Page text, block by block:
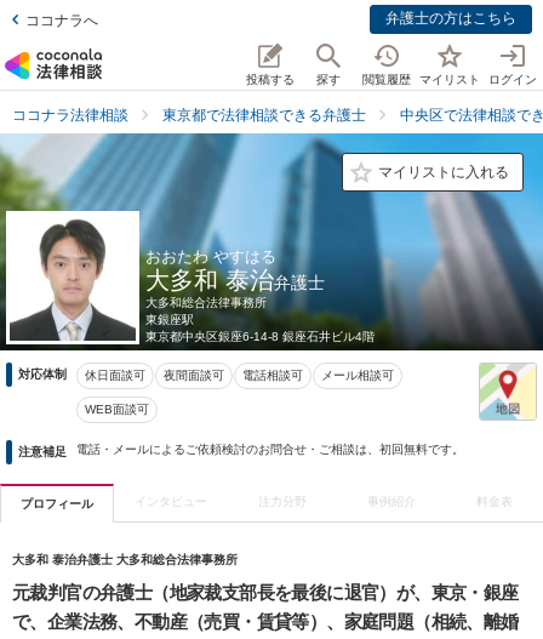
ココナラへ 弁護士の方はこちら
投稿する 探す 閲覧履歴 マイリスト ログイン
ココナラ法律相談 東京都で法律相談できる弁護士 中央区で法律相談で
マイリストに入れる
おおたわ やすはる
大多和 泰治弁護士
大多和総合法律事務所
東銀座駅
東京都中央区銀座6-14-8 銀座石井ビル4階
対応体制 休日面談可 夜間面談可 電話相談可 メール相談可
WEB面談可
注意補足 電話・メールによるご依頼検討のお問合せ・ご相談は、初回無料です。
プロフィール インタビュー 注力分野 事例紹介 料金表
大多和 泰治弁護士 大多和総合法律事務所
元裁判官の弁護士（地家裁支部長を最後に退官）が、東京・銀座
で、企業法務、不動産（売買・賃貸等）、家庭問題（相続、離婚